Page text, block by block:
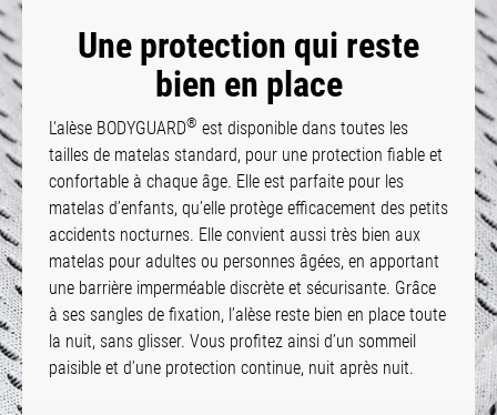
Une protection qui reste
bien en place
L'alèse BODYGUARD® est disponible dans toutes les
tailles de matelas standard, pour une protection fiable et
confortable à chaque âge. Elle est parfaite pour les
matelas d’enfants, qu’elle protège efficacement des petits
accidents nocturnes. Elle convient aussi très bien aux
matelas pour adultes ou personnes âgées, en apportant
une barrière imperméable discrète et sécurisante. Grâce
à ses sangles de fixation, l’alèse reste bien en place toute
la nuit, sans glisser. Vous profitez ainsi d’un sommeil
paisible et d’une protection continue, nuit après nuit.